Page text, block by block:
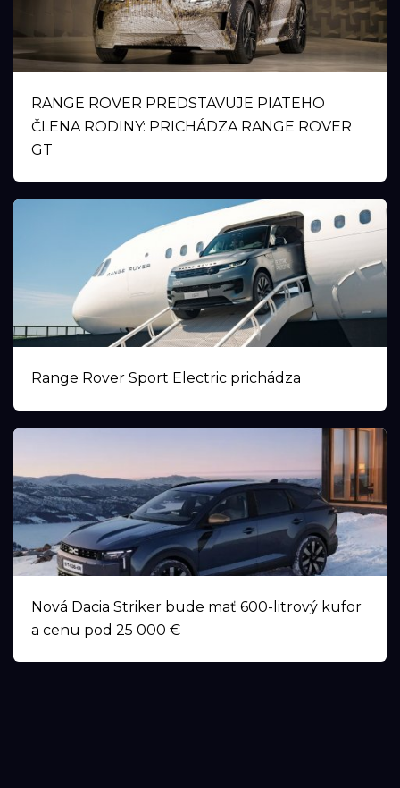
RANGE ROVER PREDSTAVUJE PIATEHO
ČLENA RODINY: PRICHÁDZA RANGE ROVER
GT
Range Rover Sport Electric prichádza
Nová Dacia Striker bude mať 600-litrový kufor
a cenu pod 25 000 €